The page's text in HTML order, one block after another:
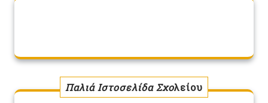
Παλιά Ιστοσελίδα Σχολείου